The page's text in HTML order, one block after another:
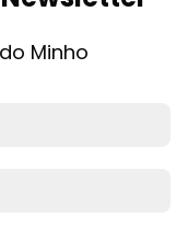
Minho